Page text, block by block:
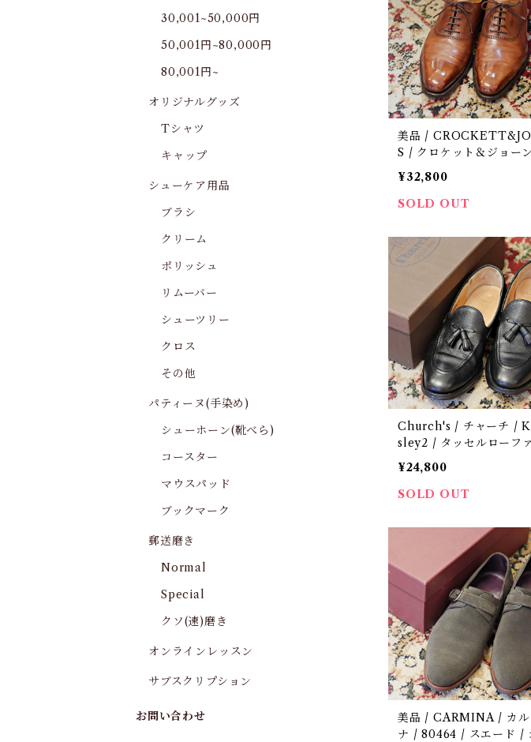
美品 /
S / クロケット＆ジョー
/ DALTON / 定価10.5万円 /
中古 / 革靴 / 7 E
¥32,800
SOLD OUT
Church's / チャーチ /
sley2 / タッセルローフ
/ 定価17.6万 / 革靴 / 中古
8 F
¥24,800
SOLD OUT
美品 / CARMINA / カル
ナ / 80464 / スエード /
30,001~50,000円
50,001円~80,000円
80,001円~
オリジナルグッズ
Tシャツ
キャップ
シューケア用品
ブラシ
クリーム
ポリッシュ
リムーバー
シューツリー
クロス
その他
パティーヌ(手染め)
シューホーン(靴べら)
コースター
マウスパッド
ブックマーク
郵送磨き
Normal
Special
クソ(速)磨き
オンラインレッスン
サブスクリプション
お問い合わせ